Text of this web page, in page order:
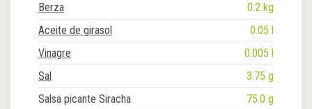
Berza
0.2 kg
Aceite de girasol
0.05 l
Vinagre
0.005 l
Sal
3.75 g
Salsa picante Siracha
75.0 g